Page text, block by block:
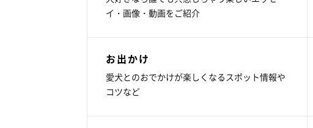
イ・画像・動画をご紹介
お出かけ
愛犬とのおでかけが楽しくなるスポット情報や
コツなど